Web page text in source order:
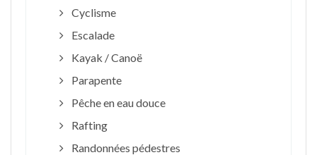
Cyclisme
Escalade
Kayak / Canoë
Parapente
Pêche en eau douce
Rafting
Randonnées pédestres